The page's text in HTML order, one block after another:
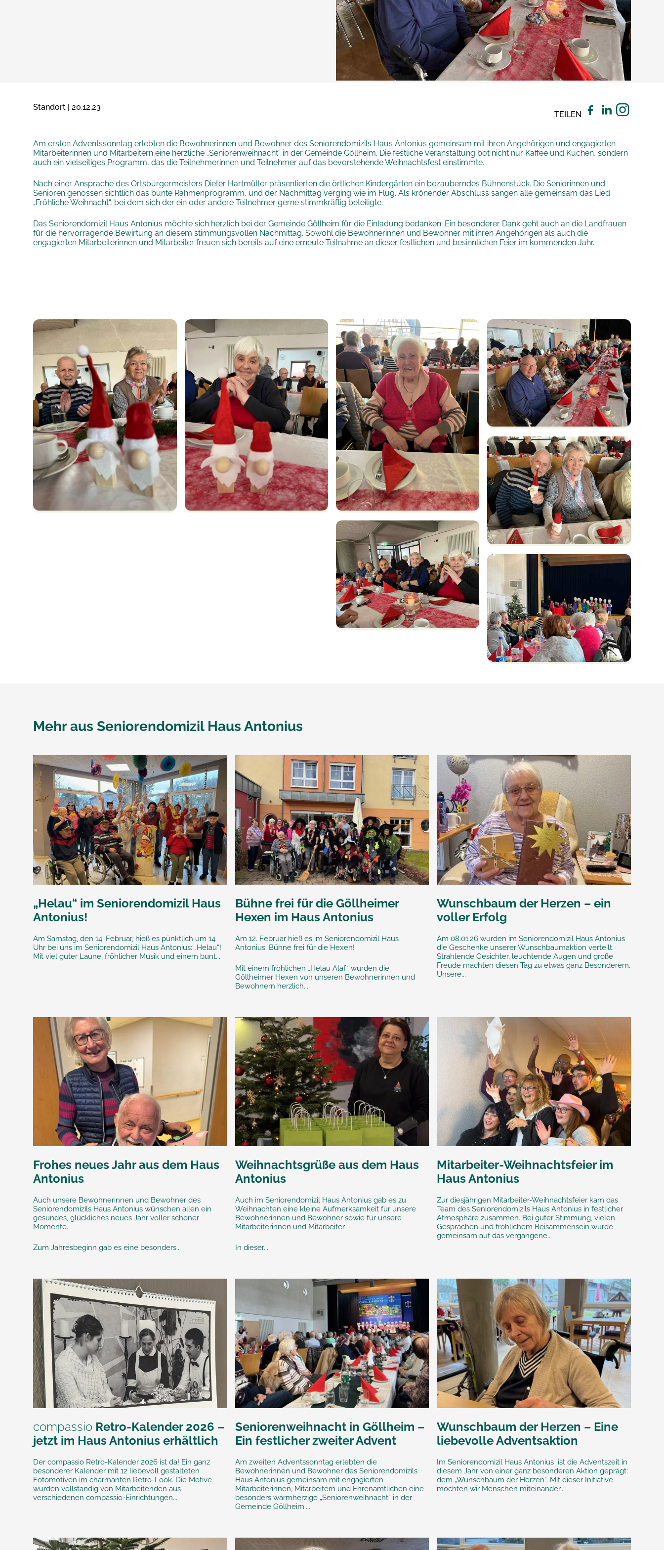
Standort | 20.12.23
TEILEN
Am ersten Adventssonntag erlebten die Bewohnerinnen und Bewohner des Seniorendomizils Haus Antonius gemeinsam mit ihren Angehörigen und engagierten
Mitarbeiterinnen und Mitarbeitern eine herzliche „Seniorenweihnacht“ in der Gemeinde Göllheim. Die festliche Veranstaltung bot nicht nur Kaffee und Kuchen, sondern
auch ein vielseitiges Programm, das die Teilnehmerinnen und Teilnehmer auf das bevorstehende Weihnachtsfest einstimmte.
Nach einer Ansprache des Ortsbürgermeisters Dieter Hartmüller präsentierten die örtlichen Kindergärten ein bezauberndes Bühnenstück. Die Seniorinnen und
Senioren genossen sichtlich das bunte Rahmenprogramm, und der Nachmittag verging wie im Flug. Als krönender Abschluss sangen alle gemeinsam das Lied
„Fröhliche Weihnacht“, bei dem sich der ein oder andere Teilnehmer gerne stimmkräftig beteiligte.
Das Seniorendomizil Haus Antonius möchte sich herzlich bei der Gemeinde Göllheim für die Einladung bedanken. Ein besonderer Dank geht auch an die Landfrauen
für die hervorragende Bewirtung an diesem stimmungsvollen Nachmittag. Sowohl die Bewohnerinnen und Bewohner mit ihren Angehörigen als auch die
engagierten Mitarbeiterinnen und Mitarbeiter freuen sich bereits auf eine erneute Teilnahme an dieser festlichen und besinnlichen Feier im kommenden Jahr.
Mehr ausSeniorendomizil Haus Antonius
„Helau“ im Seniorendomizil Haus
Antonius!
Am Samstag, den 14. Februar, hieß es pünktlich um 14
Uhr bei uns im Seniorendomizil Haus Antonius: „Helau“!
Mit viel guter Laune, fröhlicher Musik und einem bunt...
Bühne frei für die Göllheimer
Hexen im Haus Antonius
Am 12. Februar hieß es im Seniorendomizil Haus
Antonius: Bühne frei für die Hexen!
Mit einem fröhlichen „Helau Alaf“ wurden die
Göllheimer Hexen von unseren Bewohnerinnen und
Bewohnern herzlich...
Wunschbaum der Herzen – ein
voller Erfolg
Am 08.01.26 wurden im Seniorendomizil Haus Antonius
die Geschenke unserer Wunschbaumaktion verteilt.
Strahlende Gesichter, leuchtende Augen und große
Freude machten diesen Tag zu etwas ganz Besonderem.
Unsere...
Frohes neues Jahr aus dem Haus
Antonius
Auch unsere Bewohnerinnen und Bewohner des
Seniorendomizils Haus Antonius wünschen allen ein
gesundes, glückliches neues Jahr voller schöner
Momente.
Zum Jahresbeginn gab es eine besonders...
Weihnachtsgrüße aus dem Haus
Antonius
Auch im Seniorendomizil Haus Antonius gab es zu
Weihnachten eine kleine Aufmerksamkeit für unsere
Bewohnerinnen und Bewohner sowie für unsere
Mitarbeiterinnen und Mitarbeiter.
In dieser...
Mitarbeiter-Weihnachtsfeier im
Haus Antonius
Zur diesjährigen Mitarbeiter-Weihnachtsfeier kam das
Team des Seniorendomizils Haus Antonius in festlicher
Atmosphäre zusammen. Bei guter Stimmung, vielen
Gesprächen und fröhlichem Beisammensein wurde
gemeinsam auf das vergangene...
compassio Retro-Kalender 2026 –
jetzt im Haus Antonius erhältlich
Der compassio Retro-Kalender 2026 ist da! Ein ganz
besonderer Kalender mit 12 liebevoll gestalteten
Fotomotiven im charmanten Retro-Look. Die Motive
wurden vollständig von Mitarbeitenden aus
verschiedenen compassio-Einrichtungen...
Seniorenweihnacht in Göllheim –
Ein festlicher zweiter Advent
Am zweiten Adventssonntag erlebten die
Bewohnerinnen und Bewohner des Seniorendomizils
Haus Antonius gemeinsam mit engagierten
Mitarbeiterinnen, Mitarbeitern und Ehrenamtlichen eine
besonders warmherzige „Seniorenweihnacht“ in der
Gemeinde Göllheim....
Wunschbaum der Herzen – Eine
liebevolle Adventsaktion
Im Seniorendomizil Haus Antonius ist die Adventszeit in
diesem Jahr von einer ganz besonderen Aktion geprägt:
dem „Wunschbaum der Herzen“. Mit dieser Initiative
möchten wir Menschen miteinander...